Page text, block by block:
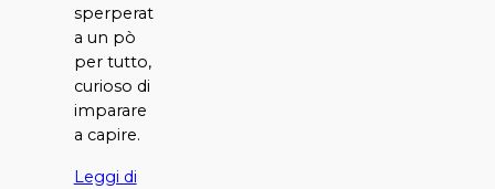
sperperat
a un pò
per tutto,
curioso di
imparare
a capire.
Leggi di